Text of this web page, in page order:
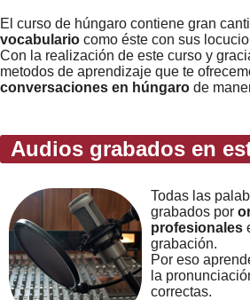
El curso de húngaro contiene gran
vocabulario como éste con sus
Con la realización de este curso y
metodos de aprendizaje que te
conversaciones en húngaro de
Audios grabados en
Todas las
grabados por
profesionales
grabación.
Por eso
la
correctas.